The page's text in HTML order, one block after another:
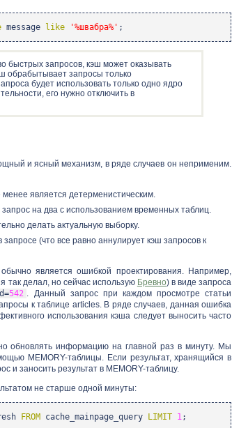
message like '%швабра%' ;
быстрых запросов, кэш может оказывать
обрабытывает запросы только
будет использовать только одно ядро
его нужно отключить в
и ясный механизм, в ряде случаев он неприменим.
является детерменистическим.
на два с использованием временных таблиц.
делать актуальную выборку.
(что все равно аннулирует кэш запросов к
является ошибкой проектирования. Например,
так делал, но сейчас использую Бревно) в виде запроса
542 . Данный запрос при каждом просмотре статьи
к таблице articles. В ряде случаев, данная ошибка
использования кэша следует выносить часто
обновлять информацию на главной раз в минуту. Мы
MEMORY-таблицы. Если результат, хранящийся в
и заносить результат в MEMORY-таблицу.
не старше одной минуты:
FROM cache_mainpage_query LIMIT 1;